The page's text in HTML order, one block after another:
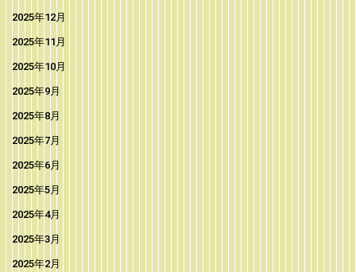
2025年12月
2025年11月
2025年10月
2025年9月
2025年8月
2025年7月
2025年6月
2025年5月
2025年4月
2025年3月
2025年2月